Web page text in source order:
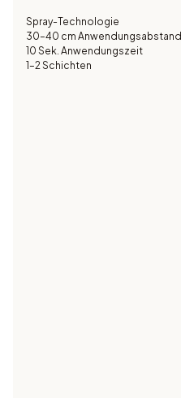
Spray-Technologie
30–40 cm Anwendungsabstand
10 Sek. Anwendungszeit
1–2 Schichten